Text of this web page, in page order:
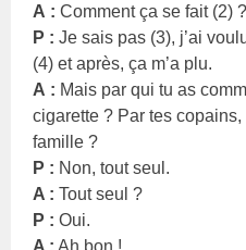
A : Comment ça se fait (2) ?
P : Je sais pas (3), j’ai
(4) et après, ça m’a plu.
A : Mais par qui tu as
cigarette ? Par tes
famille ?
P : Non, tout seul.
A : Tout seul ?
P : Oui.
A : Ah bon !